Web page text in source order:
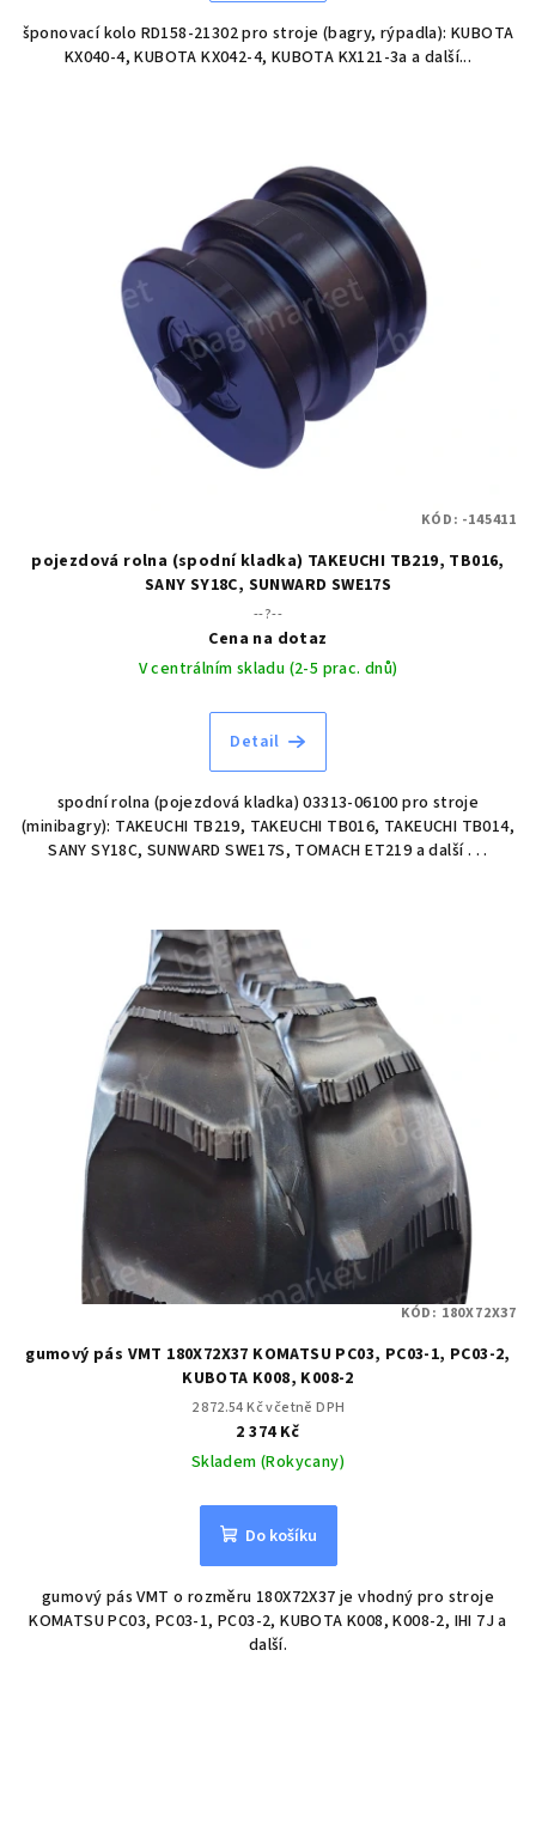
šponovací kolo RD158-21302 pro stroje (bagry, rýpadla): KUBOTA
KX040-4, KUBOTA KX042-4, KUBOTA KX121-3a a další...
pojezdová rolna (spodní kladka) TAKEUCHI TB219, TB016,
SANY SY18C, SUNWARD SWE17S
--?--
Cena na dotaz
V centrálním skladu (2-5 prac. dnů)
Detail
spodní rolna (pojezdová kladka) 03313-06100 pro stroje
(minibagry): TAKEUCHI TB219, TAKEUCHI TB016, TAKEUCHI TB014,
SANY SY18C, SUNWARD SWE17S, TOMACH ET219 a další . . .
KÓD: -145411
gumový pás VMT 180X72X37 KOMATSU PC03, PC03-1, PC03-2,
KUBOTA K008, K008-2
2 872.54 Kč včetně DPH
2 374 Kč
Skladem (Rokycany)
Do košíku
gumový pás VMT o rozměru 180X72X37 je vhodný pro stroje
KOMATSU PC03, PC03-1, PC03-2, KUBOTA K008, K008-2, IHI 7J a
další.
KÓD: 180X72X37